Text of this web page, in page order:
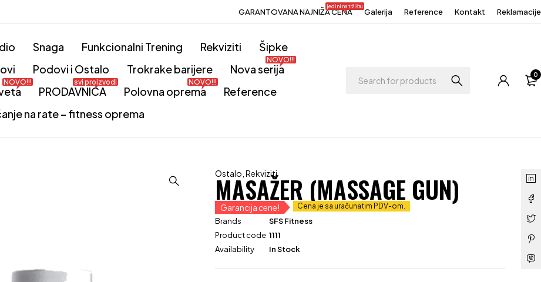
GARANTOVANA NAJNIŽA CENA
jedini na tržištu
Galerija Reference Kontakt Reklamacije
Snaga Funkcionalni Trening Rekviziti
Šipke
Podovi i Ostalo Trokrake barijere Nova serija
NOVO!!!
NOVO!!!
PRODAVNICA
svi proizvodi
Polovna oprema
NOVO!!!
Reference
na rate – fitness oprema
0
Ostalo ,Rekviziti
MASAŽER (MASSAGE GUN)
Garancija cene! Cena je sa uračunatim PDV-om.
Brands
SFS Fitness
Product code 1111
Availability
In Stock